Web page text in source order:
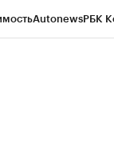
AutonewsРБК